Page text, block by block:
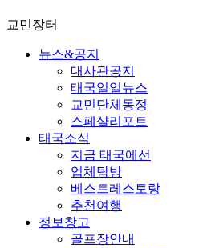
교민장터
뉴스&공지
대사관공지
태국일일뉴스
교민단체동정
스페샬리포트
태국소식
지금 태국에선
업체탐방
베스트레스토랑
추천여행
정보창고
골프장안내